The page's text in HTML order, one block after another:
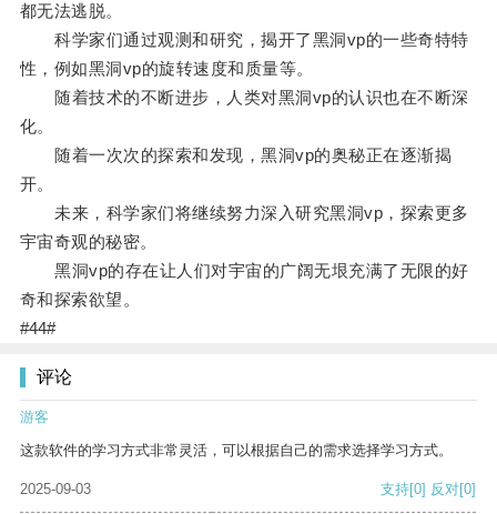
都无法逃脱。
科学家们通过观测和研究，揭开了黑洞vp的一些奇特特
性，例如黑洞vp的旋转速度和质量等。
随着技术的不断进步，人类对黑洞vp的认识也在不断深
化。
随着一次次的探索和发现，黑洞vp的奥秘正在逐渐揭
开。
未来，科学家们将继续努力深入研究黑洞vp，探索更多
宇宙奇观的秘密。
黑洞vp的存在让人们对宇宙的广阔无垠充满了无限的好
奇和探索欲望。
#44#
评论
游客
这款软件的学习方式非常灵活，可以根据自己的需求选择学习方式。
2025-09-03 支持[0] 反对[0]